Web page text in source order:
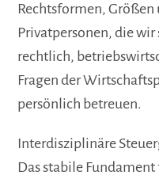
Rechtsformen, Größen
Privatpersonen, die
rechtlich,
Fragen der
persönlich betreuen.
Interdisziplinäre
Das stabile